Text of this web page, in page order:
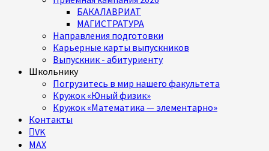
БАКАЛАВРИАТ
МАГИСТРАТУРА
Направления подготовки
Карьерные карты выпускников
Выпускник - абитуриенту
Школьнику
Погрузитесь в мир нашего факультета
Кружок «Юный физик»
Кружок «Математика — элементарно»
Контакты
VK
MAX